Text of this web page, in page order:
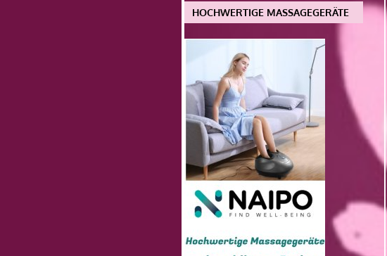
HOCHWERTIGE MASSAGEGERÄTE